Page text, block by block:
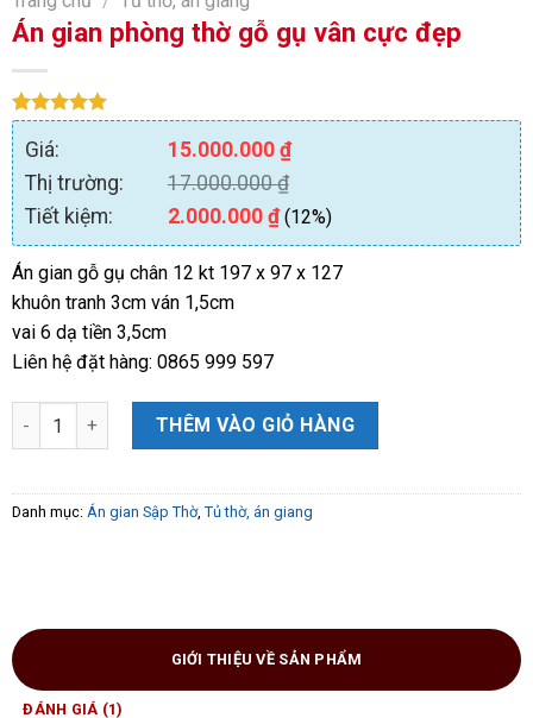
Án gian phòng thờ gỗ gụ vân cực đẹp
5.00
dựa trên
1
đánh giá
Giá: 15.000.000 ₫
Thị trường:
17.000.000₫
Tiết kiệm:
2.000.000 ₫(12%)
Án gian gỗ gụ chân 12 kt 197 x 97 x 127
khuôn tranh 3cm ván 1,5cm
vai 6 dạ tiền 3,5cm
Liên hệ đặt hàng: 0865 999 597
Án gian phòng thờ gỗ gụ vân cực đẹp số lượng
THÊM VÀO GIỎ HÀNG
Danh mục: Án gian Sập Thờ, Tủ thờ, án giang
GIỚI THIỆU VỀ SẢN PHẨM
ĐÁNH GIÁ (1)